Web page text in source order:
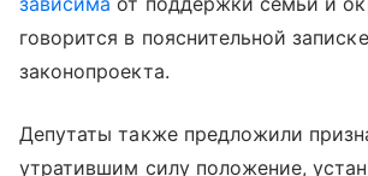
говорится в пояснительной записке
законопроекта.
Депутаты также предложили
утратившим силу положение,